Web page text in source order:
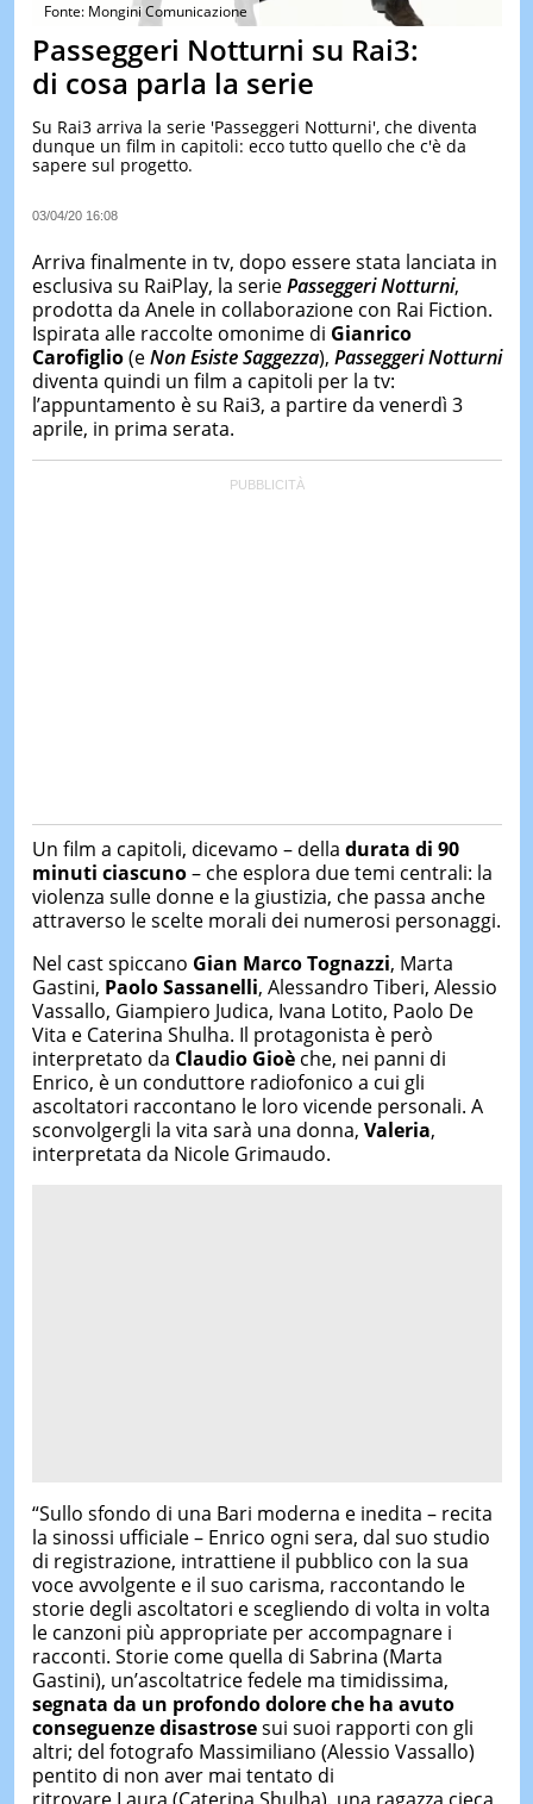
LE
IERI
Fonte: Mongini Comunicazione
Passeggeri Notturni su Rai3:
di cosa parla la serie
Su Rai3 arriva la serie 'Passeggeri Notturni', che diventa
dunque un film in capitoli: ecco tutto quello che c'è da
sapere sul progetto.
03/04/20 16:08
Arriva finalmente in tv, dopo essere stata lanciata in
esclusiva su RaiPlay, la seriePasseggeri Notturni,
prodotta da Anele in collaborazione con Rai Fiction.
Ispirata alle raccolte omonime di Gianrico
Carofiglio(eNon Esiste Saggezza), Passeggeri Notturni
diventa quindi un film a capitoli per la tv:
l’appuntamento è su Rai3, a partire da venerdì 3
aprile, in prima serata.
Un film a capitoli, dicevamo – della durata di 90
minuti ciascuno– che esplora due temi centrali: la
violenza sulle donne e la giustizia, che passa anche
attraverso le scelte morali dei numerosi personaggi.
Nel cast spiccano Gian Marco Tognazzi, Marta
Gastini, Paolo Sassanelli, Alessandro Tiberi, Alessio
Vassallo, Giampiero Judica, Ivana Lotito, Paolo De
Vita e Caterina Shulha. Il protagonista è però
interpretato da Claudio Gioèche, nei panni di
Enrico, è un conduttore radiofonico a cui gli
ascoltatori raccontano le loro vicende personali. A
sconvolgergli la vita sarà una donna, Valeria,
interpretata da Nicole Grimaudo.
“Sullo sfondo di una Bari moderna e inedita – recita
la sinossi ufficiale – Enrico ogni sera, dal suo studio
di registrazione, intrattiene il pubblico con la sua
voce avvolgente e il suo carisma, raccontando le
storie degli ascoltatori e scegliendo di volta in volta
le canzoni più appropriate per accompagnare i
racconti. Storie come quella di Sabrina (Marta
Gastini), un’ascoltatrice fedele ma timidissima,
segnata da un profondo dolore che ha avuto
conseguenze disastrosesui suoi rapporti con gli
altri; del fotografo Massimiliano (Alessio Vassallo)
pentito di non aver mai tentato di
ritrovare Laura (Caterina Shulha), una ragazza cieca